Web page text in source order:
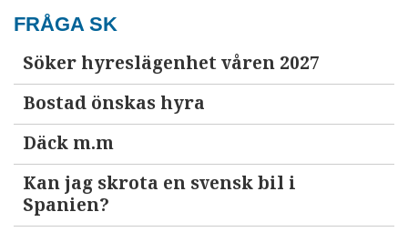
FRÅGA SK
Söker hyreslägenhet våren 2027
Bostad önskas hyra
Däck m.m
Kan jag skrota en svensk bil i
Spanien?